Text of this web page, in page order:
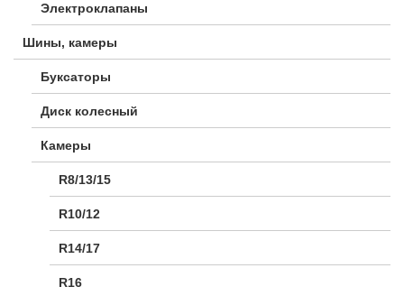
Электроклапаны
Шины, камеры
Буксаторы
Диск колесный
Камеры
R8/13/15
R10/12
R14/17
R16